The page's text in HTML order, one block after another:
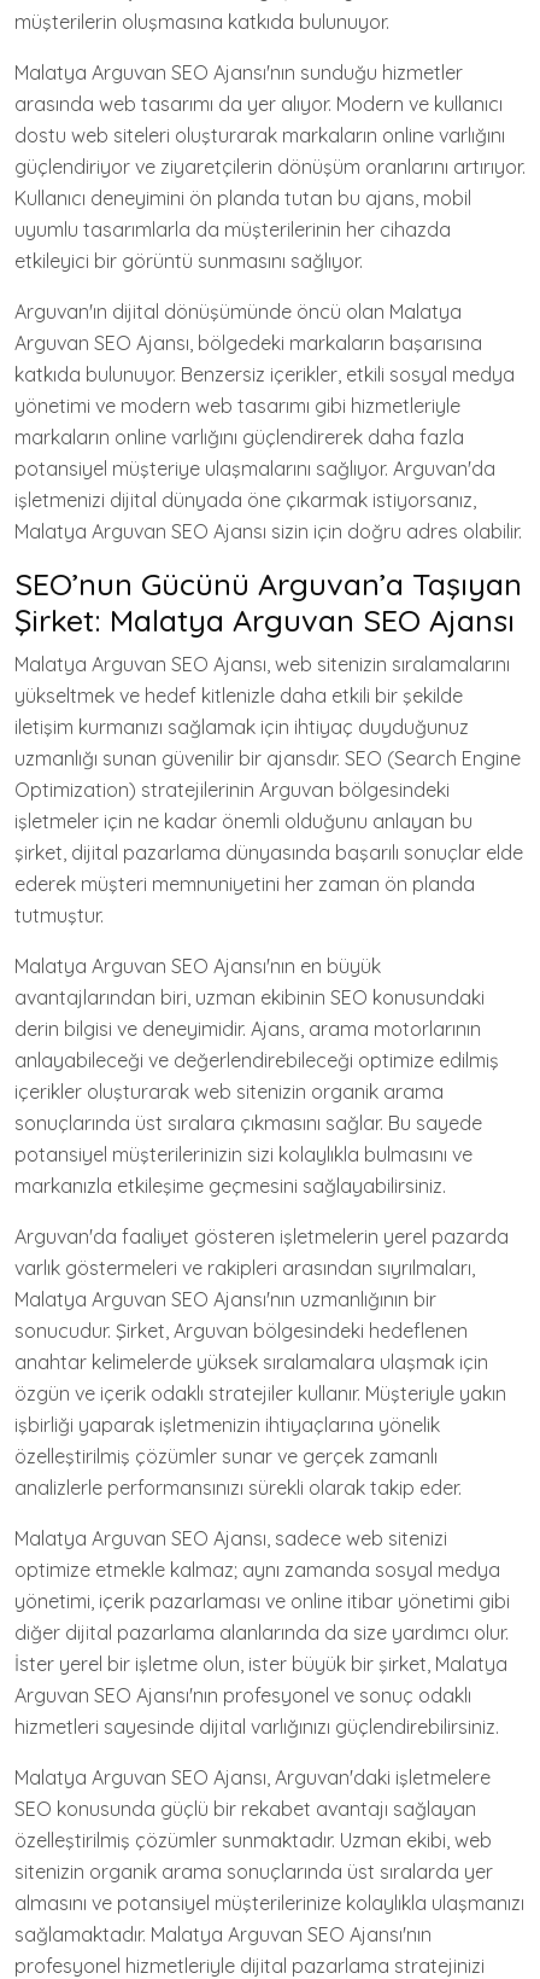
müşterilerin oluşmasına katkıda bulunuyor.
Malatya Arguvan SEO Ajansı'nın sunduğu hizmetler
arasında web tasarımı da yer alıyor. Modern ve kullanıcı
dostu web siteleri oluşturarak markaların online varlığını
güçlendiriyor ve ziyaretçilerin dönüşüm oranlarını artırıyor.
Kullanıcı deneyimini ön planda tutan bu ajans, mobil
uyumlu tasarımlarla da müşterilerinin her cihazda
etkileyici bir görüntü sunmasını sağlıyor.
Arguvan'ın dijital dönüşümünde öncü olan Malatya
Arguvan SEO Ajansı, bölgedeki markaların başarısına
katkıda bulunuyor. Benzersiz içerikler, etkili sosyal medya
yönetimi ve modern web tasarımı gibi hizmetleriyle
markaların online varlığını güçlendirerek daha fazla
potansiyel müşteriye ulaşmalarını sağlıyor. Arguvan'da
işletmenizi dijital dünyada öne çıkarmak istiyorsanız,
Malatya Arguvan SEO Ajansı sizin için doğru adres olabilir.
SEO’nun Gücünü Arguvan’a Taşıyan
Şirket: Malatya Arguvan SEO Ajansı
Malatya Arguvan SEO Ajansı, web sitenizin sıralamalarını
yükseltmek ve hedef kitlenizle daha etkili bir şekilde
iletişim kurmanızı sağlamak için ihtiyaç duyduğunuz
uzmanlığı sunan güvenilir bir ajansdır. SEO (Search Engine
Optimization) stratejilerinin Arguvan bölgesindeki
işletmeler için ne kadar önemli olduğunu anlayan bu
şirket, dijital pazarlama dünyasında başarılı sonuçlar elde
ederek müşteri memnuniyetini her zaman ön planda
tutmuştur.
Malatya Arguvan SEO Ajansı'nın en büyük
avantajlarından biri, uzman ekibinin SEO konusundaki
derin bilgisi ve deneyimidir. Ajans, arama motorlarının
anlayabileceği ve değerlendirebileceği optimize edilmiş
içerikler oluşturarak web sitenizin organik arama
sonuçlarında üst sıralara çıkmasını sağlar. Bu sayede
potansiyel müşterilerinizin sizi kolaylıkla bulmasını ve
markanızla etkileşime geçmesini sağlayabilirsiniz.
Arguvan'da faaliyet gösteren işletmelerin yerel pazarda
varlık göstermeleri ve rakipleri arasından sıyrılmaları,
Malatya Arguvan SEO Ajansı'nın uzmanlığının bir
sonucudur. Şirket, Arguvan bölgesindeki hedeflenen
anahtar kelimelerde yüksek sıralamalara ulaşmak için
özgün ve içerik odaklı stratejiler kullanır. Müşteriyle yakın
işbirliği yaparak işletmenizin ihtiyaçlarına yönelik
özelleştirilmiş çözümler sunar ve gerçek zamanlı
analizlerle performansınızı sürekli olarak takip eder.
Malatya Arguvan SEO Ajansı, sadece web sitenizi
optimize etmekle kalmaz; aynı zamanda sosyal medya
yönetimi, içerik pazarlaması ve online itibar yönetimi gibi
diğer dijital pazarlama alanlarında da size yardımcı olur.
İster yerel bir işletme olun, ister büyük bir şirket, Malatya
Arguvan SEO Ajansı'nın profesyonel ve sonuç odaklı
hizmetleri sayesinde dijital varlığınızı güçlendirebilirsiniz.
Malatya Arguvan SEO Ajansı, Arguvan'daki işletmelere
SEO konusunda güçlü bir rekabet avantajı sağlayan
özelleştirilmiş çözümler sunmaktadır. Uzman ekibi, web
sitenizin organik arama sonuçlarında üst sıralarda yer
almasını ve potansiyel müşterilerinize kolaylıkla ulaşmanızı
sağlamaktadır. Malatya Arguvan SEO Ajansı'nın
profesyonel hizmetleriyle dijital pazarlama stratejinizi